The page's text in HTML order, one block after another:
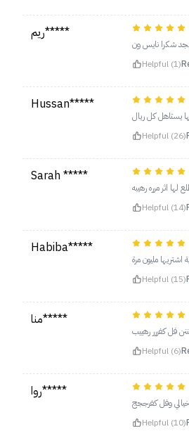
ريم*****
شكرا نايس ون
Helpful (1)
Hussan*****
يستاهل كل ريال
Helpful (26)
Sarah *****
اثر مرره رهيبه
Helpful (14)
Habiba*****
اشتريها مليون مرة
Helpful (15)
منا*****
فل كفررر رهييب
Helpful (6)
روا*****
وفل كفرججج
Helpful (10)